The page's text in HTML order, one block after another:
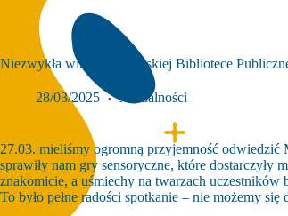
Niezwykła wizyta w Miejskiej Bibliotece
28/03/2025 Aktualności
27.03. mieliśmy ogromną przyjemność odwiedzić
sprawiły nam gry sensoryczne, które
znakomicie, a uśmiechy na twarzach uczestników
To było pełne radości spotkanie – nie możemy